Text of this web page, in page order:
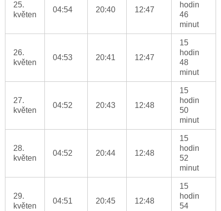
25.
květen
04:54 20:40 12:47
hodin
46
minut
26.
květen
04:53 20:41 12:47
15
hodin
48
minut
27.
květen
04:52 20:43 12:48
15
hodin
50
minut
28.
květen
04:52 20:44 12:48
15
hodin
52
minut
29.
květen
04:51 20:45 12:48
15
hodin
54